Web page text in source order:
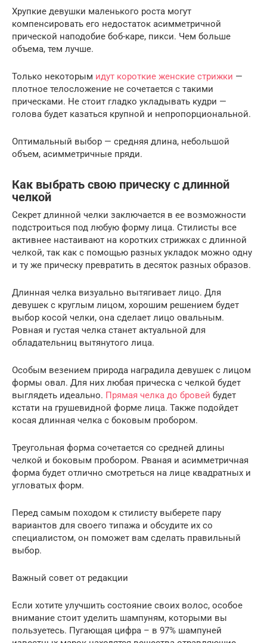
Хрупкие девушки маленького роста могут
компенсировать его недостаток асимметричной
прической наподобие боб-каре, пикси. Чем больше
объема, тем лучше.
Только некоторым идут короткие женские стрижки —
плотное телосложение не сочетается с такими
прическами. Не стоит гладко укладывать кудри —
голова будет казаться крупной и непропорциональной.
Оптимальный выбор — средняя длина, небольшой
объем, асимметричные пряди.
Как выбрать свою прическу с длинной
челкой
Секрет длинной челки заключается в ее возможности
подстроиться под любую форму лица. Стилисты все
активнее настаивают на коротких стрижках с длинной
челкой, так как с помощью разных укладок можно одну
и ту же прическу превратить в десяток разных образов.
Длинная челка визуально вытягивает лицо. Для
девушек с круглым лицом, хорошим решением будет
выбор косой челки, она сделает лицо овальным.
Ровная и густая челка станет актуальной для
обладательниц вытянутого лица.
Особым везением природа наградила девушек с лицом
формы овал. Для них любая прическа с челкой будет
выглядеть идеально. Прямая челка до бровей будет
кстати на грушевидной форме лица. Также подойдет
косая длинная челка с боковым пробором.
Треугольная форма сочетается со средней длины
челкой и боковым пробором. Рваная и асимметричная
форма будет отлично смотреться на лице квадратных и
угловатых форм.
Перед самым походом к стилисту выберете пару
вариантов для своего типажа и обсудите их со
специалистом, он поможет вам сделать правильный
выбор.
Важный совет от редакции
Если хотите улучшить состояние своих волос, особое
внимание стоит уделить шампуням, которыми вы
пользуетесь. Пугающая цифра – в 97% шампуней